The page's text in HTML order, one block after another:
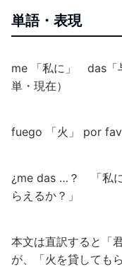
単語・表現
me 「私に」 das「
単・現在）
fuego 「火」 por
¿me das …？ 「私に
らえるか？」
本文は直訳すると「
が、「火を貸しても